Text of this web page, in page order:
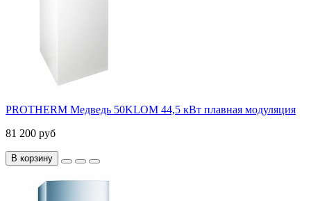
PROTHERM Медведь 50KLOM 44,5 кВт плавная модуляция
81 200 руб
В корзину